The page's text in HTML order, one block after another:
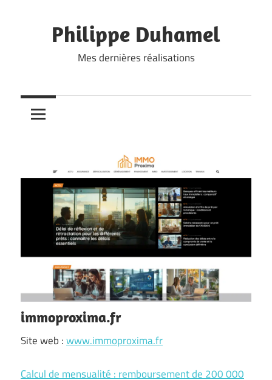
contentPhilippe Duhamel
Mes dernières réalisations
immoproxima.fr
Site web :www.immoproxima.fr
Calcul de mensualité : remboursement de 200 000